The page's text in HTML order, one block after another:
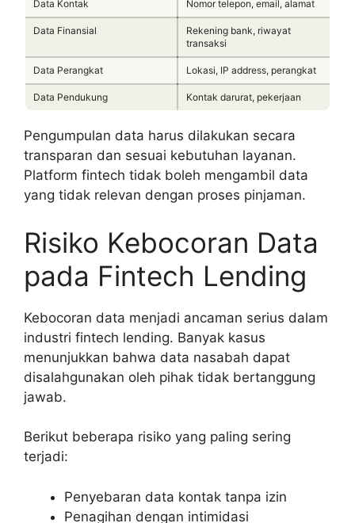
Data Kontak Nomor telepon, email, alamat
Data Finansial
Rekening bank, riwayat
transaksi
Data Perangkat Lokasi, IP address, perangkat
Data Pendukung Kontak darurat, pekerjaan
Pengumpulan data harus dilakukan secara
transparan dan sesuai kebutuhan layanan.
Platform fintech tidak boleh mengambil data
yang tidak relevan dengan proses pinjaman.
Risiko Kebocoran Data
pada Fintech Lending
Kebocoran data menjadi ancaman serius dalam
industri fintech lending. Banyak kasus
menunjukkan bahwa data nasabah dapat
disalahgunakan oleh pihak tidak bertanggung
jawab.
Berikut beberapa risiko yang paling sering
terjadi:
Penyebaran data kontak tanpa izin
Penagihan dengan intimidasi